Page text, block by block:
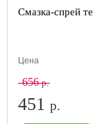
Смазка-спрей
Цена
656р.
451 р.